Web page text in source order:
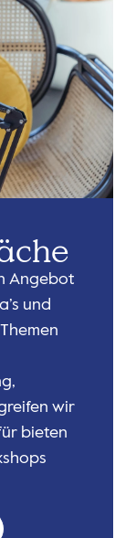
Angebot
und
wir
bieten